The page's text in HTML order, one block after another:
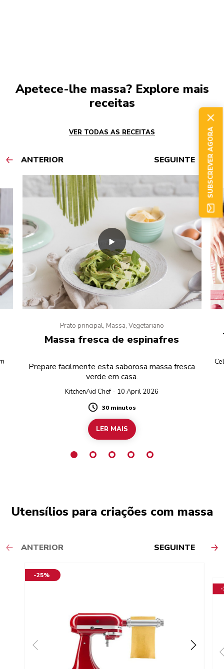
Apetece-lhe massa? Explore mais
receitas
VER TODAS AS RECEITAS
ANTERIOR SEGUINTE
Prato principal, Massa, Vegetariano
Massa fresca de espinafres
Prepare facilmente esta saborosa massa fresca
verde em casa.
KitchenAid Chef - 10 April 2026
Duration
30 minutos
LER MAIS
Utensílios para criações com massa
ANTERIOR SEGUINTE
-25%
-
SUBSCREVER AGORA